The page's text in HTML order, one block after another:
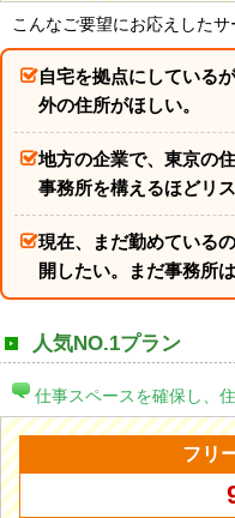
こんなご要望にお応えしたサ
自宅を拠点にしている
外の住所がほしい。
地方の企業で、東京の
事務所を構えるほどリ
現在、まだ勤めている
開したい。まだ事務所
人気NO.1プラン
仕事スペースを確保し、
フリ